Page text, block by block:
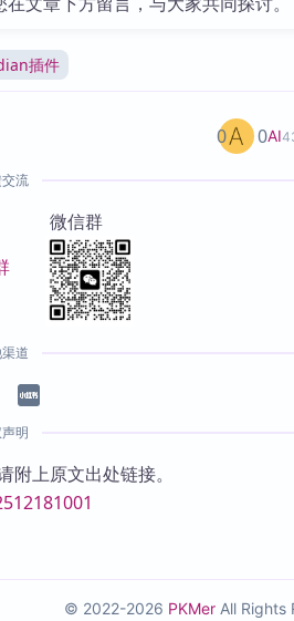
插件
AI
0 0
流
微信群
道
明
上原文出处链接。
© 2022-2026 PKMer All